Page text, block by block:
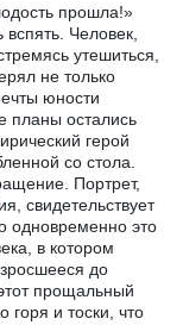
прошла!»
Человек,
утешиться,
не только
юности
планы остались
герой
со стола.
Портрет,
свидетельствует
одновременно это
в котором
до
прощальный
горя и тоски, что